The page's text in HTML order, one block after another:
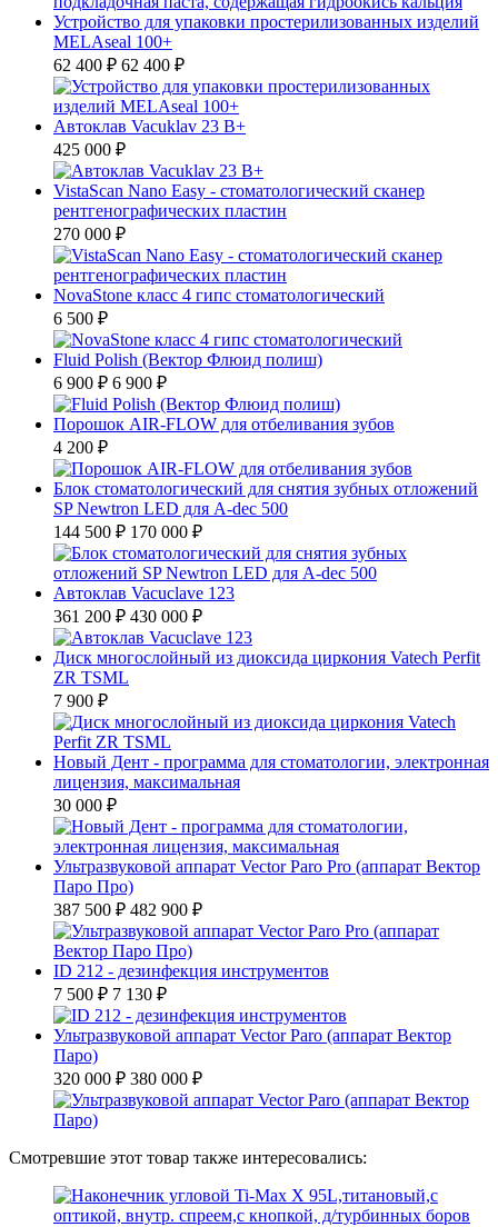
Устройство для упаковки простерилизованных изделий
MELAseal 100+
62 400 ₽ 62 400 ₽
Автоклав Vacuklav 23 B+
425 000 ₽
VistaScan Nano Easy - стоматологический сканер
рентгенографических пластин
270 000 ₽
NovaStone класс 4 гипс стоматологический
6 500 ₽
Fluid Polish (Вектор Флюид полиш)
6 900 ₽ 6 900 ₽
Порошок AIR-FLOW для отбеливания зубов
4 200 ₽
Блок стоматологический для снятия зубных отложений
SP Newtron LED для A-dec 500
144 500 ₽ 170 000 ₽
Автоклав Vacuclave 123
361 200 ₽ 430 000 ₽
Диск многослойный из диоксида циркония Vatech Perfit
ZR TSML
7 900 ₽
Новый Дент - программа для стоматологии, электронная
лицензия, максимальная
30 000 ₽
Ультразвуковой аппарат Vector Paro Pro (аппарат Вектор
Паро Про)
387 500 ₽ 482 900 ₽
ID 212 - дезинфекция инструментов
7 500 ₽ 7 130 ₽
Ультразвуковой аппарат Vector Paro (аппарат Вектор
Паро)
320 000 ₽ 380 000 ₽
Смотревшие этот товар также интересовались: